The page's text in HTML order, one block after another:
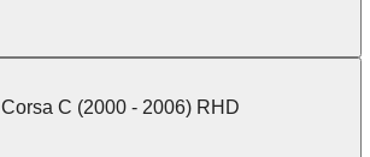
Corsa C (2000 - 2006) RHD